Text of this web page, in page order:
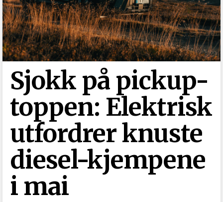
Sjokk på pickup-
toppen: Elektrisk
utfordrer knuste
diesel-kjempene
i mai